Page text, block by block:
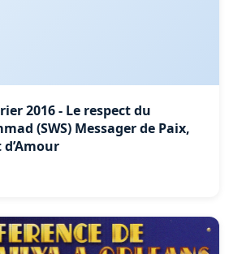
2016 - Le respect du
(SWS) Messager de Paix,